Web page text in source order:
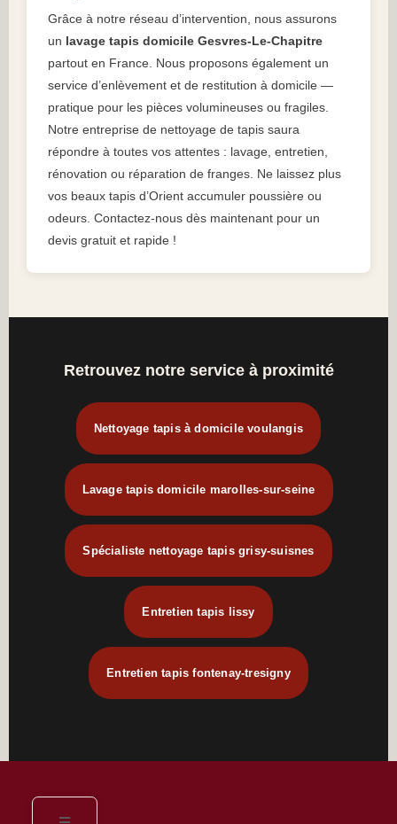
Grâce à notre réseau d’intervention, nous assurons
un lavage tapis domicile Gesvres-Le-Chapitre
partout en France. Nous proposons également un
service d’enlèvement et de restitution à domicile —
pratique pour les pièces volumineuses ou fragiles.
Notre entreprise de nettoyage de tapis saura
répondre à toutes vos attentes : lavage, entretien,
rénovation ou réparation de franges. Ne laissez plus
vos beaux tapis d’Orient accumuler poussière ou
odeurs. Contactez-nous dès maintenant pour un
devis gratuit et rapide !
Retrouvez notre service à proximité
Nettoyage tapis à domicile voulangis
Lavage tapis domicile marolles-sur-seine
Spécialiste nettoyage tapis grisy-suisnes
Entretien tapis lissy
Entretien tapis fontenay-tresigny